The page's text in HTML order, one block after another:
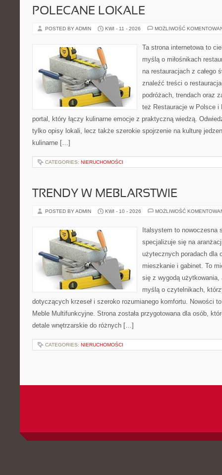
POLECANE LOKALE
POSTED BY ADMIN KWI - 11 - 2026 MOŻLIWOŚĆ
Ta strona internetowa to
myślą o miłośnikach
na restauracjach z całego
znaleźć treści o
podróżach, trendach oraz
też Restauracje w Polsce i
portal, który łączy kulinarne emocje z praktyczną wiedzą.
tylko opisy lokali, lecz także szerokie spojrzenie na kulturę
kulinarne […]
CATEGORIES: NIERUCHOMOŚCI
TRENDY W MEBLARSTWIE
POSTED BY ADMIN KWI - 10 - 2026 MOŻLIWOŚĆ
Italsystem to nowoczesna
specjalizuje się na
użytecznych poradach dla
mieszkanie i gabinet. To
się z wygodą użytkowania,
myślą o czytelnikach,
dotyczących krzeseł i szeroko rozumianego komfortu. Nowości
Meble Multifunkcyjne. Strona została przygotowana dla osób,
detale wnętrzarskie do różnych […]
CATEGORIES: NIERUCHOMOŚCI